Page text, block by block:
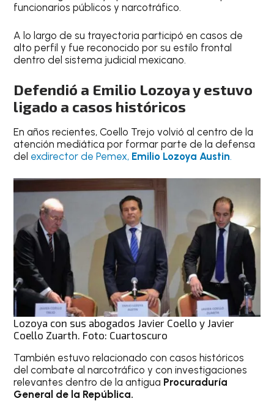
funcionarios públicos y narcotráfico.
A lo largo de su trayectoria participó en casos de
alto perfil y fue reconocido por su estilo frontal
dentro del sistema judicial mexicano.
Defendió a Emilio Lozoya y estuvo
ligado a casos históricos
En años recientes, Coello Trejo volvió al centro de la
atención mediática por formar parte de la defensa
del exdirector de Pemex, Emilio Lozoya Austin.
Lozoya con sus abogados Javier Coello y Javier
Coello Zuarth. Foto: Cuartoscuro
También estuvo relacionado con casos históricos
del combate al narcotráfico y con investigaciones
relevantes dentro de la antigua Procuraduría
General de la República.